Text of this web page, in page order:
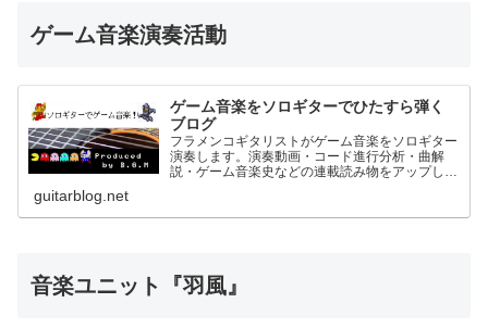
ゲーム音楽演奏活動
ゲーム音楽をソロギターでひたすら弾く
ブログ
フラメンコギタリストがゲーム音楽をソロギター
演奏します。演奏動画・コード進行分析・曲解
説・ゲーム音楽史などの連載読み物をアップして
guitarblog.net
音楽ユニット『羽風』